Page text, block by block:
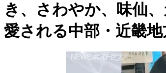
き、さわやか、味仙
愛される中部・近畿